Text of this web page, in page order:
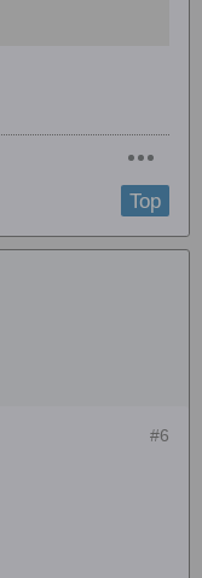
Top
#6